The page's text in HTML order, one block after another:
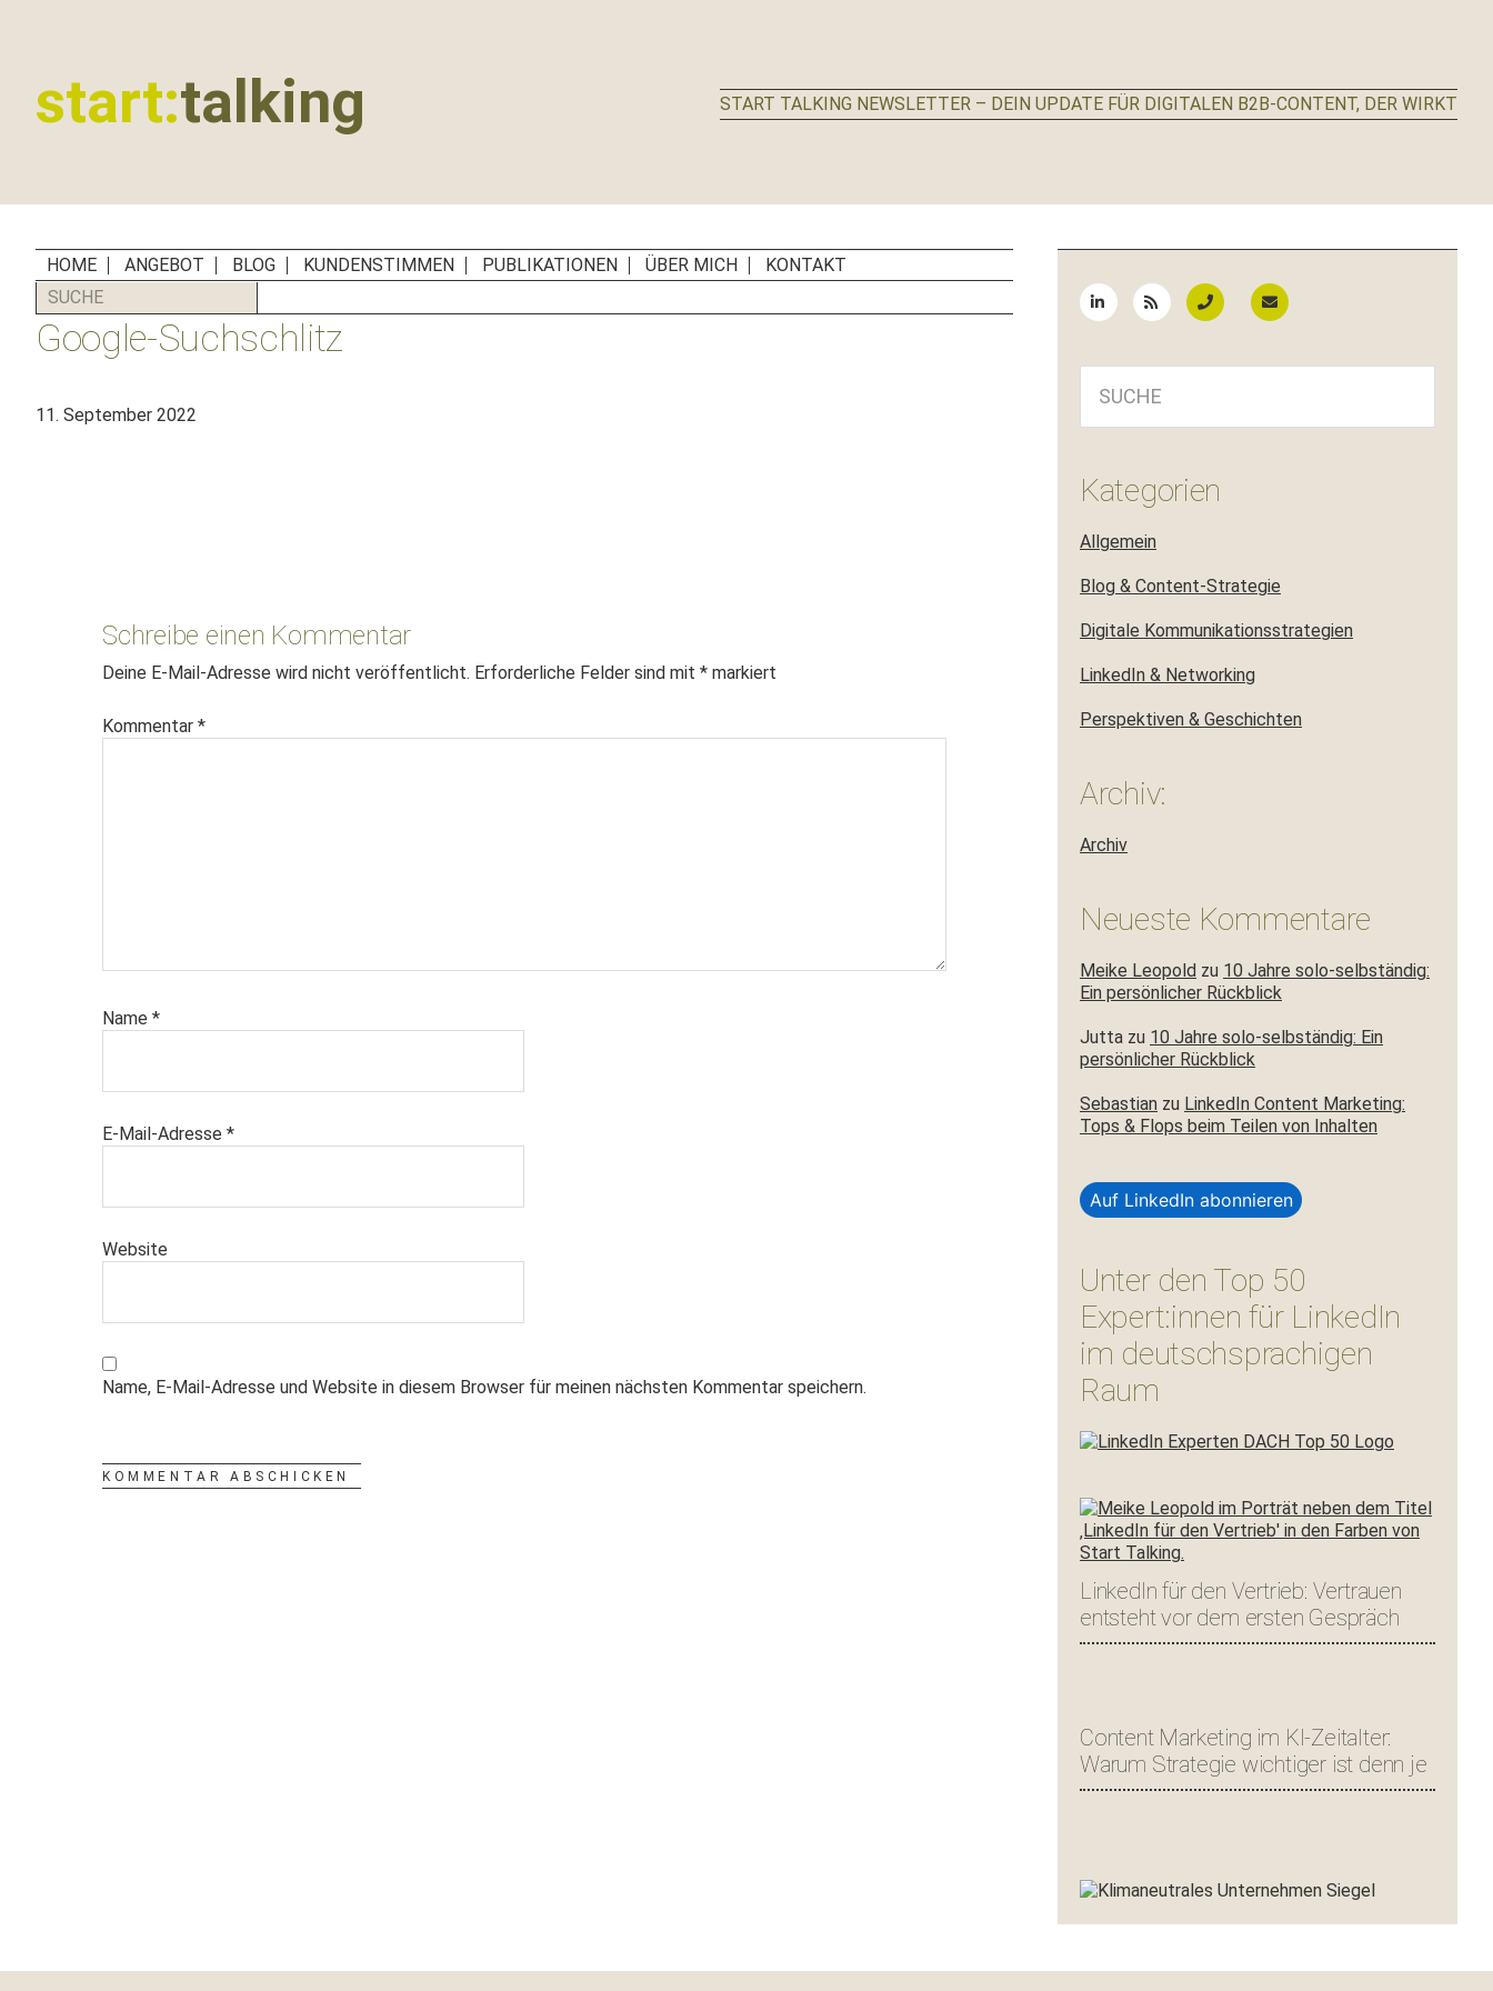
start:talking
für
Unternehmen,
Social
Media
Manager
Agenturen
START TALKING NEWSLETTER – DEIN UPDATE FÜR DIGITALEN B2B-CONTENT, DER WIRKT
HOME ANGEBOT BLOG KUNDENSTIMMEN PUBLIKATIONEN ÜBER MICH
KONTAKT
SUCHE
Google-Suchschlitz
11. September 2022
Schreibe einen Kommentar
Deine E-Mail-Adresse wird nicht veröffentlicht. Erforderliche Felder sind mit * markiert
Kommentar *
Name *
E-Mail-Adresse *
Website
Name, E-Mail-Adresse und Website in diesem Browser für meinen nächsten Kommentar speichern.
Kategorien
Allgemein
Blog & Content-Strategie
Digitale Kommunikationsstrategien
LinkedIn & Networking
Perspektiven & Geschichten
Archiv:
Archiv
Neueste Kommentare
Meike Leopold zu 10 Jahre solo-selbständig:
Ein persönlicher Rückblick
Jutta zu 10 Jahre solo-selbständig: Ein
persönlicher Rückblick
Sebastian zu LinkedIn Content Marketing:
Tops & Flops beim Teilen von Inhalten
Auf LinkedIn abonnieren
Unter den Top 50
Expert:innen für LinkedIn
im deutschsprachigen
Raum
LinkedIn für den Vertrieb: Vertrauen
entsteht vor dem ersten Gespräch
Content Marketing im KI-Zeitalter:
Warum Strategie wichtiger ist denn je